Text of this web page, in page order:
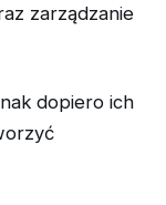
zarządzanie
dopiero ich